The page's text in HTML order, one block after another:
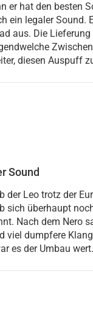
er hat den besten
ein legaler Sound.
aus. Die
diesen Auspuff
Sound
der Leo trotz der
sich überhaupt
Nach dem Nero
viel dumpfere
es der Umbau wert.